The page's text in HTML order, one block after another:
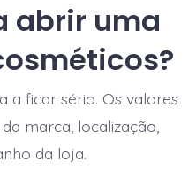
abrir uma
a ficar sério. Os valores
marca, localização,
da loja.